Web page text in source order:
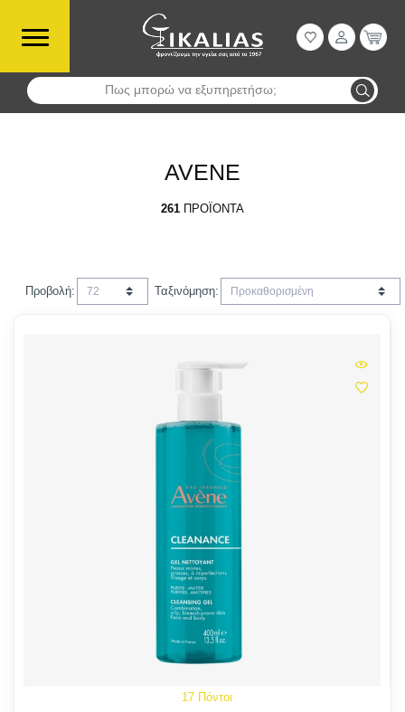
Πως μπορώ να εξυπηρετήσω;
Αναζήτηση
AVENE
261 ΠΡΟΪΌΝΤΑ
Προβολή: Ταξινόμηση:
17 Πόντοι